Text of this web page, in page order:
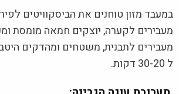
במעבד מזון טוחנים את הביסקוויטים
מעבירים לקערה, יוצקים חמאה מומסת
מעבירים לתבנית, משטחים ומהדקים
ל 30-20 דקות.